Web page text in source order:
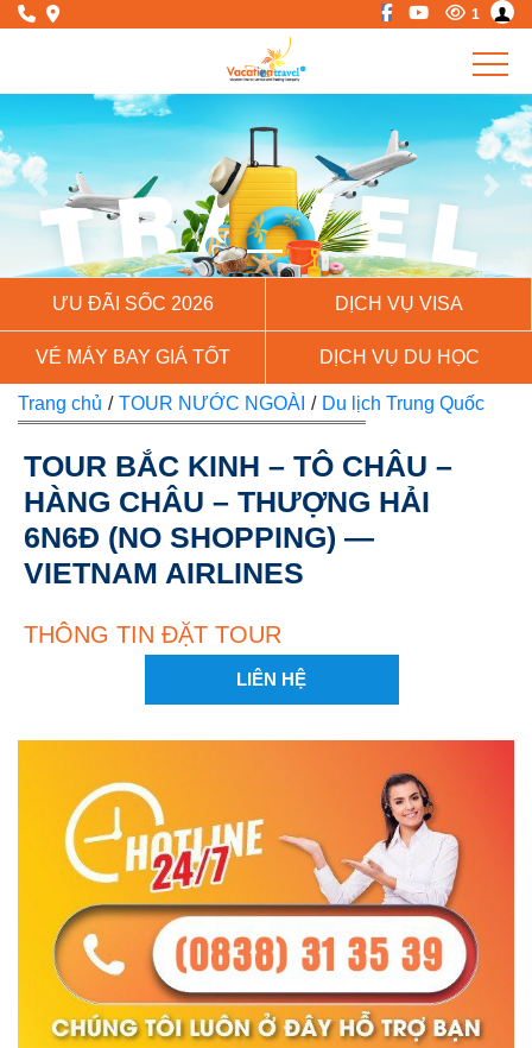
1
Previous Next
ƯU ĐÃI SỐC 2026 DỊCH VỤ VISA
VÉ MÁY BAY GIÁ TỐT DỊCH VỤ DU HỌC
Trang chủ / TOUR NƯỚC NGOÀI / Du lịch Trung Quốc
TOUR BẮC KINH – TÔ CHÂU –
HÀNG CHÂU – THƯỢNG HẢI
6N6Đ (NO SHOPPING) —
VIETNAM AIRLINES
THÔNG TIN ĐẶT TOUR